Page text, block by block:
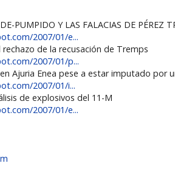
PUMPIDO Y LAS FALACIAS DE PÉREZ
2007/01/e...
de la recusación de Tremps
2007/01/p...
Ajuria Enea pese a estar imputado por
2007/01/i...
de explosivos del 11-M
2007/01/e...